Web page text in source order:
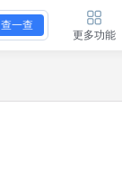
查一查
更多功能